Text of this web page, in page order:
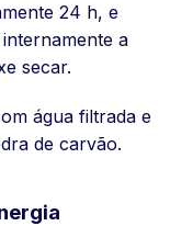
24 h, e
a
secar.
água filtrada e
de carvão.